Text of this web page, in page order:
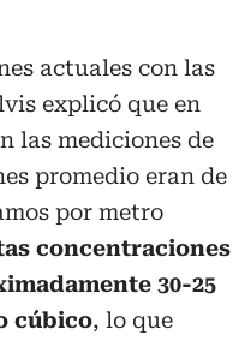
actuales con las
explicó que en
las mediciones de
promedio eran de
por metro
concentraciones
30-25
cúbico, lo que